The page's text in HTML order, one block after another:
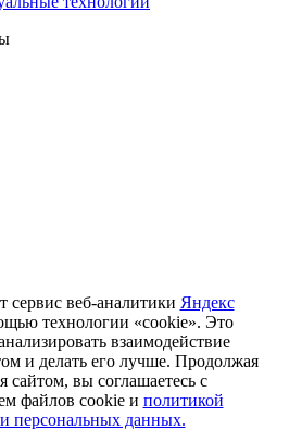
сервис веб-аналитики Яндекс
технологии «cookie». Это
взаимодействие
и делать его лучше. Продолжая
сайтом, вы соглашаетесь с
файлов cookie и политикой
персональных данных.